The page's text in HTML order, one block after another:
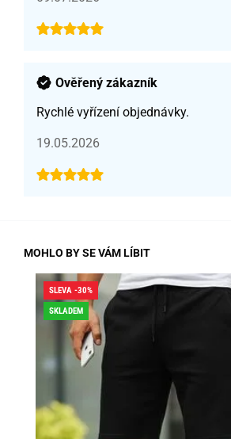
Ověřený zákazník
Rychlé vyřízení objednávky.
19.05.2026
MOHLO BY SE VÁM LÍBIT
SLEVA -30%
SKLADEM